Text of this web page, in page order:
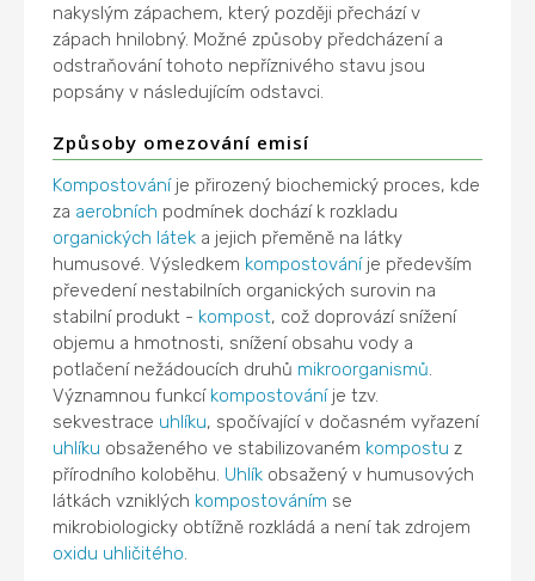
nakyslým zápachem, který později přechází v
zápach hnilobný. Možné způsoby předcházení a
odstraňování tohoto nepříznivého stavu jsou
popsány v následujícím odstavci.
Způsoby omezování emisí
Kompostováníje přirozený biochemický proces, kde
za aerobních podmínek dochází k rozkladu
organických látek a jejich přeměně na látky
humusové. Výsledkem kompostováníje především
převedení nestabilních organických surovin na
stabilní produkt - kompost, což doprovází snížení
objemu a hmotnosti, snížení obsahu vody a
potlačení nežádoucích druhů mikroorganismů.
Významnou funkcí kompostováníje tzv.
sekvestrace uhlíku, spočívající v dočasném vyřazení
uhlíku obsaženého ve stabilizovaném kompostu z
přírodního koloběhu. Uhlík obsažený v humusových
látkách vzniklých kompostováním se
mikrobiologicky obtížně rozkládá a není tak zdrojem
oxidu uhličitého.